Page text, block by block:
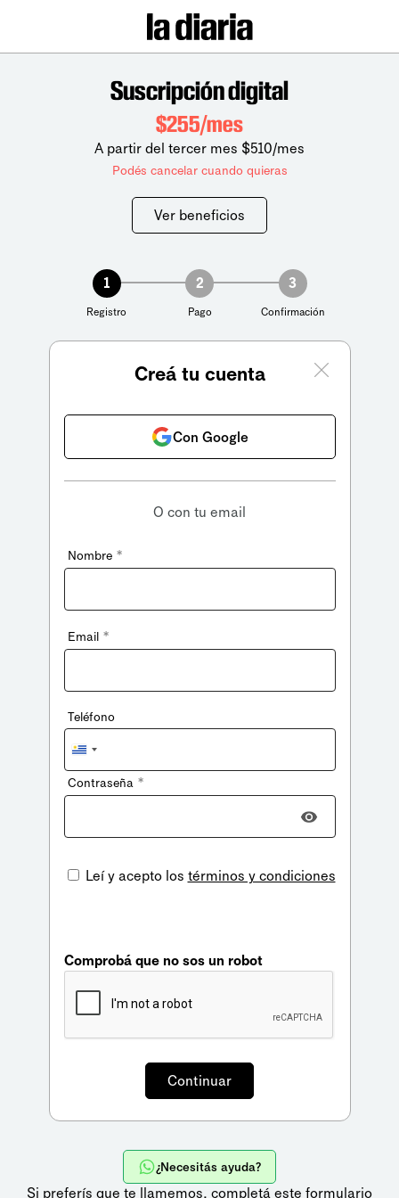
Suscripción digital
$255/mes
A partir del tercer mes $510/mes
Podés cancelar cuando quieras
Ver beneficios
1
Registro
2
Pago
3
Confirmación
Creá tu cuenta
Con Google
O con tu email
Nombre *
Email *
Teléfono
Uruguay
+598
Contraseña *
Leí y acepto los términos y condiciones
Comprobá que no sos un robot
¿Necesitás ayuda?
Si preferís que te llamemos, completá este formulario